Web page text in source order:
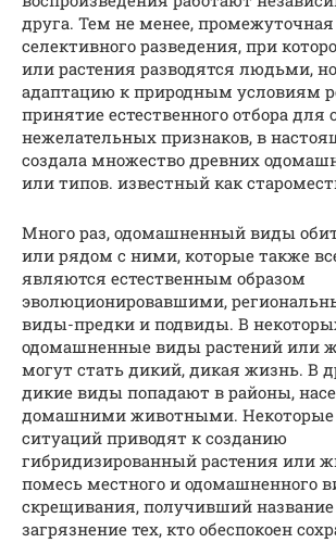
друга. Тем не менее,
селективного разведения, при
или растения разводятся людьми,
адаптацию к природным условиям
принятие естественного отбора для
нежелательных признаков, в
создала множество древних
или типов. известный как
Много раз, одомашненный виды
или рядом с ними, которые также
являются естественным образом
эволюционировавшими,
виды-предки и подвиды. В
одомашненные виды растений или
могут стать дикий, дикая жизнь. В
дикие виды попадают в районы,
домашними животными. Некоторые
ситуаций приводят к созданию
гибридизированный растения или
помесь местного и одомашненного
скрещивания, получивший название
загрязнение тех, кто обеспокоен